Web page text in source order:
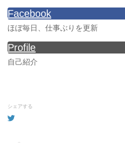
Facebook
ほぼ毎日、仕事ぶりを更新
Profile
自己紹介
シェアする